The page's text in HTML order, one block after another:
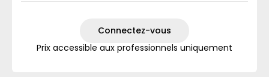
Connectez-vous
Prix accessible aux professionnels uniquement